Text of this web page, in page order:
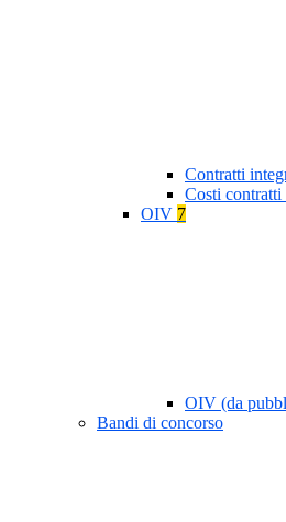
Contratti
Costi
OIV 7
OIV (da
Bandi di concorso